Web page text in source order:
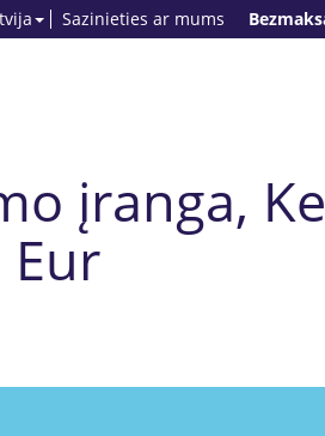
Sazinieties ar mums
įranga,
Eur